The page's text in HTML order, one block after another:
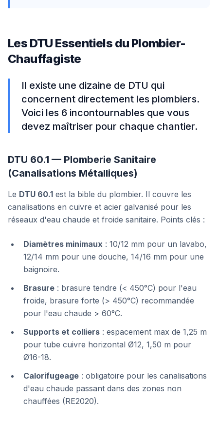
Les DTU Essentiels du Plombier-
Chauffagiste
Il existe une dizaine de DTU qui
concernent directement les plombiers.
Voici les 6 incontournables que vous
devez maîtriser pour chaque chantier.
DTU 60.1 — Plomberie Sanitaire
(Canalisations Métalliques)
Le DTU 60.1 est la bible du plombier. Il couvre les
canalisations en cuivre et acier galvanisé pour les
réseaux d'eau chaude et froide sanitaire. Points clés :
Diamètres minimaux : 10/12 mm pour un lavabo,
12/14 mm pour une douche, 14/16 mm pour une
baignoire.
Brasure : brasure tendre (< 450°C) pour l'eau
froide, brasure forte (> 450°C) recommandée
pour l'eau chaude > 60°C.
Supports et colliers : espacement max de 1,25 m
pour tube cuivre horizontal Ø12, 1,50 m pour
Ø16-18.
Calorifugeage : obligatoire pour les canalisations
d'eau chaude passant dans des zones non
chauffées (RE2020).